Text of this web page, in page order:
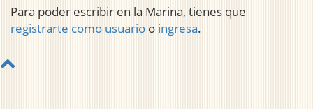
Para poder escribir en la Marina, tienes que
registrarte como usuario o ingresa.